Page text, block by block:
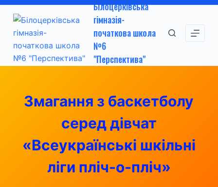
П
е
р
е
й
Білоцерківська
гімназія-
початкова школа
№6
"Перспектива"
Змагання з баскетболу
серед дівчат
«Всеукраїнські шкільні
ліги пліч-о-пліч»